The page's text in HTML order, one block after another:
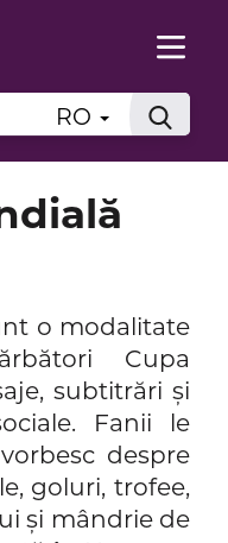
RO
o modalitate
Cupa
subtitrări și
Fanii le
despre
goluri, trofee,
și mândrie de